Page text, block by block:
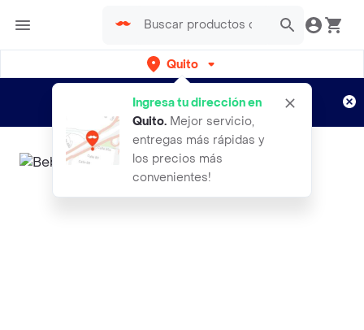
Quito
Ingresa tu dirección en
Quito. Mejor servicio,
entregas más rápidas y
los precios más
convenientes!
envíos gratis por semanas
Aplican TyC